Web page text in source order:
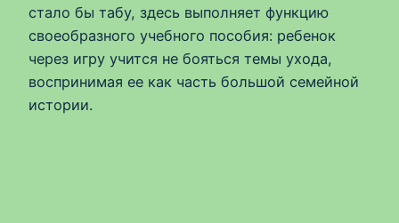
стало бы табу, здесь выполняет функцию
своеобразного учебного пособия: ребенок
через игру учится не бояться темы ухода,
воспринимая ее как часть большой семейной
истории.